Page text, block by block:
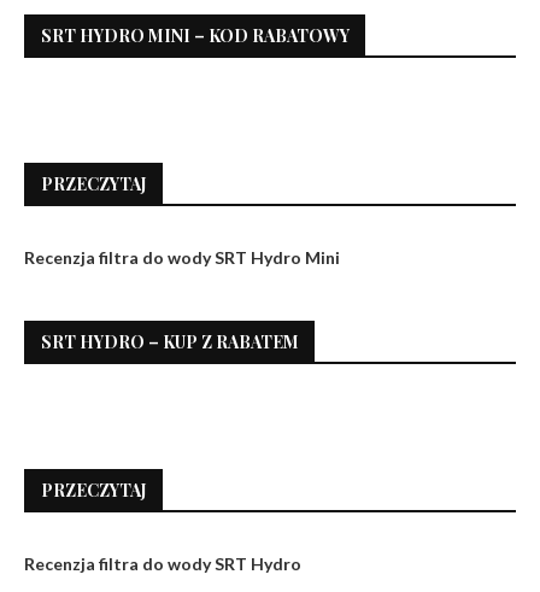
SRT HYDRO MINI – KOD RABATOWY
PRZECZYTAJ
Recenzja filtra do wody SRT Hydro Mini
SRT HYDRO – KUP Z RABATEM
PRZECZYTAJ
Recenzja filtra do wody SRT Hydro